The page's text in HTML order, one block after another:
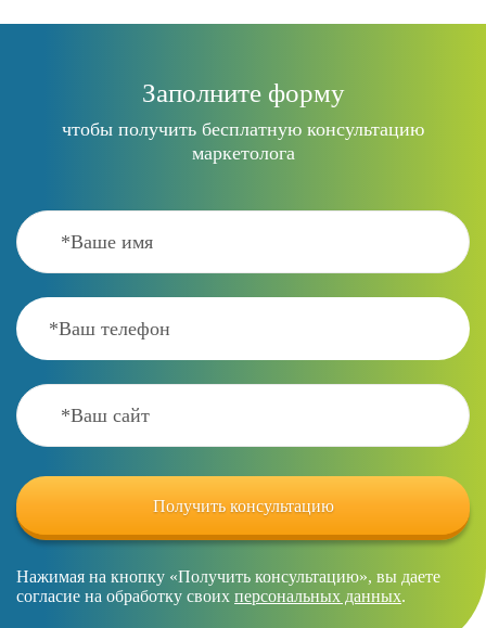
Заполните форму
чтобы получить бесплатную консультацию
маркетолога
Нажимая на кнопку «Получить консультацию», вы даете
согласие на обработку своих персональных данных.